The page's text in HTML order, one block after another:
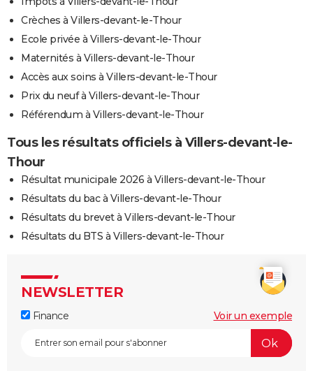
Crèches à Villers-devant-le-Thour
Ecole privée à Villers-devant-le-Thour
Maternités à Villers-devant-le-Thour
Accès aux soins à Villers-devant-le-Thour
Prix du neuf à Villers-devant-le-Thour
Référendum à Villers-devant-le-Thour
Tous les résultats officiels à Villers-devant-le-
Thour
Résultat municipale 2026 à Villers-devant-le-Thour
Résultats du bac à Villers-devant-le-Thour
Résultats du brevet à Villers-devant-le-Thour
Résultats du BTS à Villers-devant-le-Thour
NEWSLETTER
Finance Voir un exemple